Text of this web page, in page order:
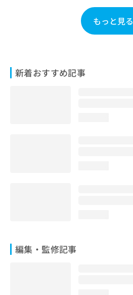
もっと見る
新着おすすめ記事
編集・監修記事
は
こ